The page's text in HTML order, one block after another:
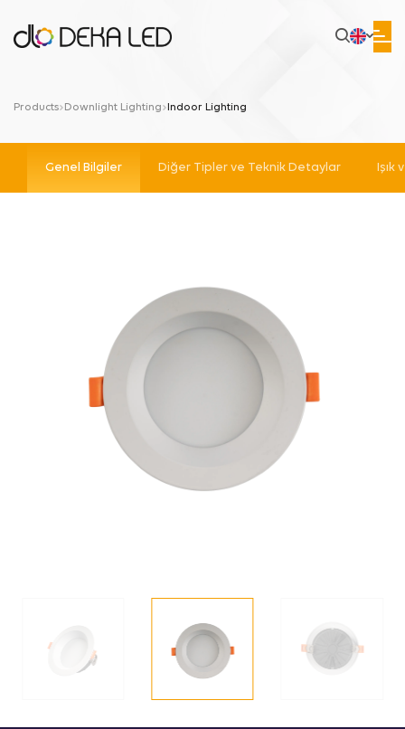
Products Downlight Lighting Indoor Lighting
Genel Bilgiler Diğer Tipler ve Teknik Detaylar Işık